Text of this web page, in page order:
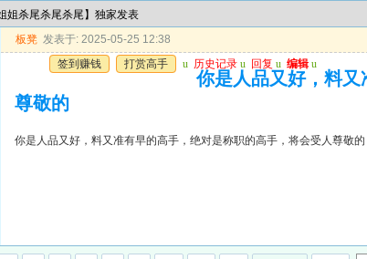
姐杀尾杀尾杀尾】独家发表
板凳 发表于: 2025-05-25 12:38
签到赚钱
打赏高手 u 历史记录 u 回复 u 编辑 u
你是人品又好，料又
尊敬的
你是人品又好，料又准有早的高手，绝对是称职的高手，将会受人尊敬的